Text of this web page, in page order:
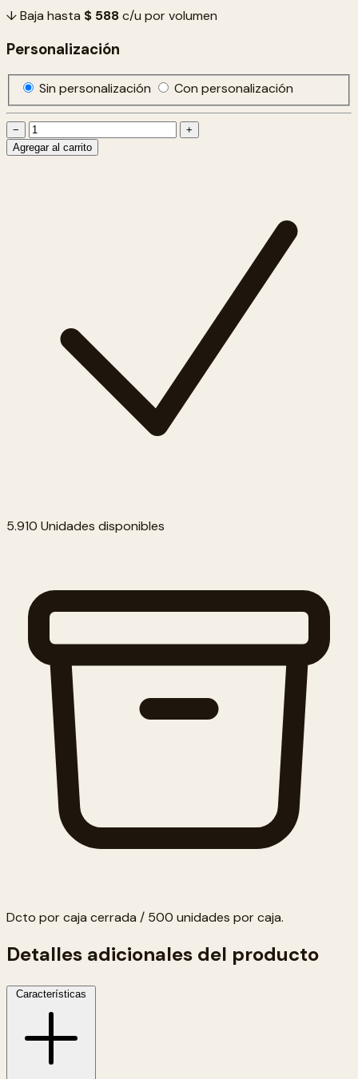
↓ Baja hasta $ 588c/u por volumen
Personalización
Sin personalización Con personalización
−
+
Agregar al carrito
5.910 Unidades disponibles
Dcto por caja cerrada / 500 unidades por caja.
Detalles adicionales del producto
Características